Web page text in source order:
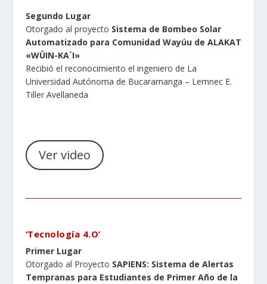
Segundo Lugar
Otorgado al proyecto Sistema de Bombeo Solar
Automatizado para Comunidad Wayúu de ALAKAT
«WÜIN-KA´I»
Recibió el reconocimiento el ingeniero de La
Universidad Autónoma de Bucaramanga – Lemnec E.
Tiller Avellaneda
Ver video
‘Tecnología 4.O’
Primer Lugar
Otorgado al Proyecto SAPIENS: Sistema de Alertas
Tempranas para Estudiantes de Primer Año de la